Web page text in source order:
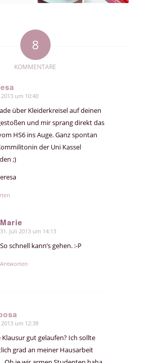
8
KOMMENTARE
2013 um 10:40
über Kleiderkreisel auf deinen
und mir sprang direkt das
HS6 ins Auge. Ganz spontan
der Uni Kassel
;)
Marie
sagte:
31. Juli 2013 um 14:13
So schnell kann’s gehen. :-P
Antworten
um 12:38
Klausur gut gelaufen? Ich sollte
grad an meiner Hausarbeit